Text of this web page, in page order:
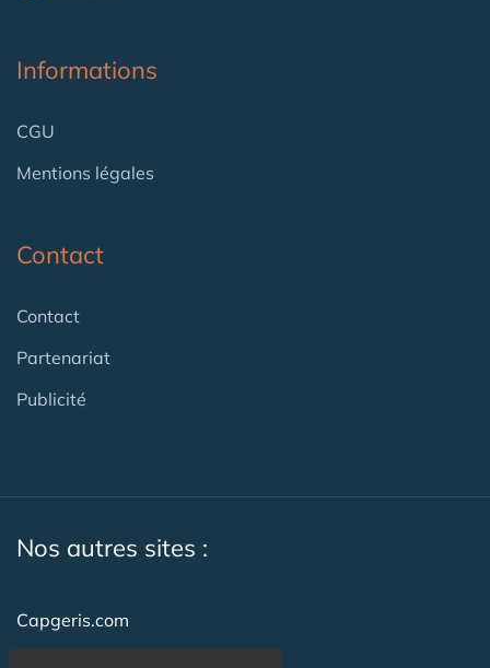
Informations
CGU
Mentions légales
Contact
Contact
Partenariat
Publicité
Nos autres sites :
Capgeris.com